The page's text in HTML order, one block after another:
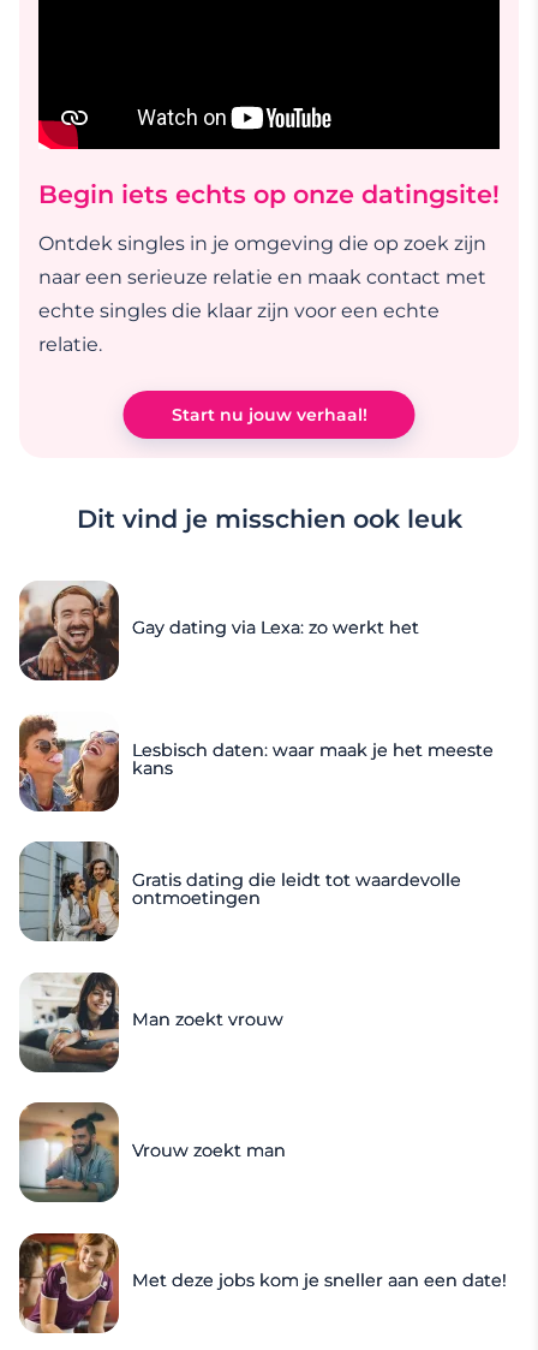
Begin iets echts op onze datingsite!
Ontdek singles in je omgeving die op zoek zijn
naar een serieuze relatie en maak contact met
echte singles die klaar zijn voor een echte
relatie.
Start nu jouw verhaal!
Dit vind je misschien ook leuk
Gay dating via Lexa: zo werkt het
Lesbisch daten: waar maak je het meeste
kans
Gratis dating die leidt tot waardevolle
ontmoetingen
Man zoekt vrouw
Vrouw zoekt man
Met deze jobs kom je sneller aan een date!